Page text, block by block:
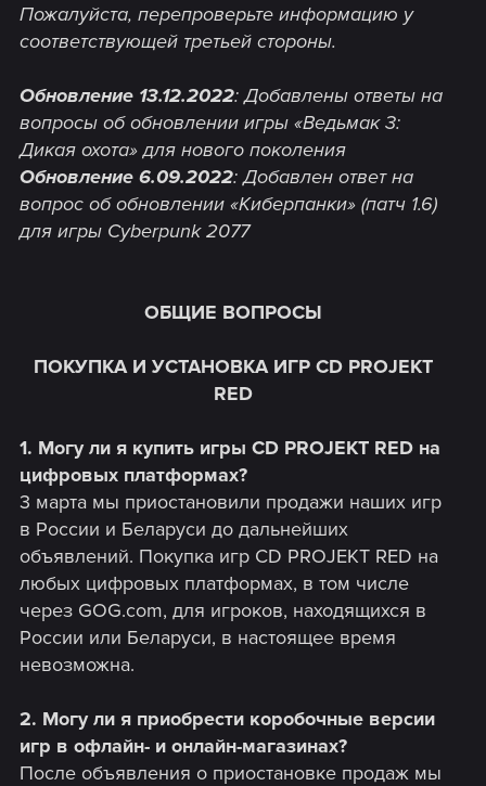
Пожалуйста, перепроверьте информацию у
соответствующей третьей стороны.
Обновление 13.12.2022: Добавлены ответы на
вопросы об обновлении игры «Ведьмак 3:
Дикая охота» для нового поколения
Обновление 6.09.2022: Добавлен ответ на
вопрос об обновлении «Киберпанки» (патч 1.6)
для игры Cyberpunk 2077
ОБЩИЕ ВОПРОСЫ
ПОКУПКА И УСТАНОВКА ИГР CD PROJEKT
RED
1. Могу ли я купить игры CD PROJEKT RED на
цифровых платформах?
3 марта мы приостановили продажи наших игр
в России и Беларуси до дальнейших
объявлений. Покупка игр CD PROJEKT RED на
любых цифровых платформах, в том числе
через GOG.com, для игроков, находящихся в
России или Беларуси, в настоящее время
невозможна.
2. Могу ли я приобрести коробочные версии
игр в офлайн- и онлайн-магазинах?
После объявления о приостановке продаж мы